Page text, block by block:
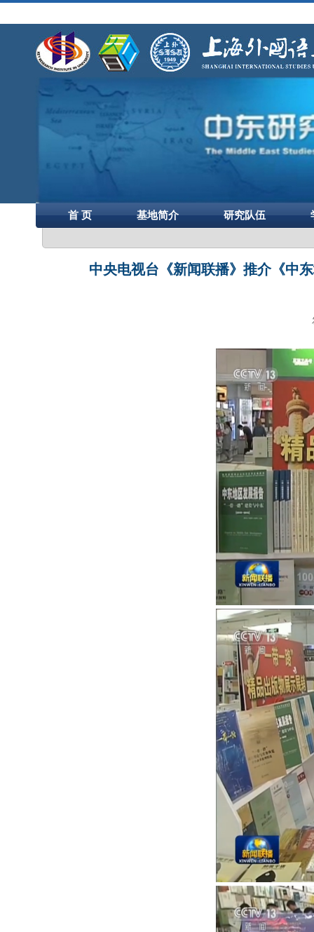
首 页 基地简介 研究队伍
中央电视台《新闻联播》推介《中